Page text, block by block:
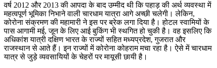
वर्ष 2012 और 2013 की आपदा के बाद उम्मीद थी कि पहाड़ की अर्थ व्यवस्था में
महत्वपूर्ण भूमिका निभाने वाली चारधाम यात्रा आगे अच्छी चलेगी। लेकिन,
कोरोना संक्रमण की महामारी ने इस पर ब्रेक लगा दिया है। होटल स्वामियों के
पास आगामी मई, जून के लिए आई बुकिंग भी स्थगित हो चुकी है। वह इसलिए कि
अधिकांश यात्री दक्षिण भारत के राज्यों सहित मध्यप्रदेश, गुजरात और
राजस्थान से आते हैं। इन राज्यों में कोरोना कोहराम मचा रहा है। ऐसे में चारधाम
यात्र से जुड़े व्यवसायियों के चेहरों पर मायूसी छायी है।